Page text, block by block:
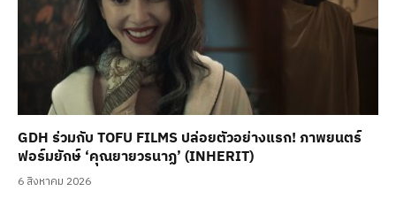
GDH ร่วมกับ TOFU FILMS ปล่อยตัวอย่างแรก! ภาพยนตร์
ฟอร์มยักษ์ ‘คุณยายวรนาฏ’ (INHERIT)
6 สิงหาคม 2026